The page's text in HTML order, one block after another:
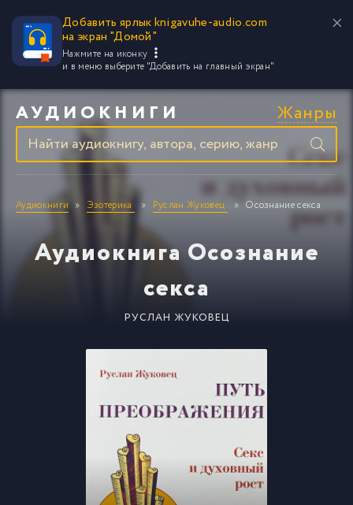
Добавить ярлык knigavuhe-audio.com
на экран "Домой"
Нажмите на иконку
и в меню выберите "Добавить на главный экран"
АУДИОКНИГИ Жанры
Аудиокниги Эзотерика Руслан Жуковец Осознание секса
Аудиокнига Осознание
секса
РУСЛАН ЖУКОВЕЦ